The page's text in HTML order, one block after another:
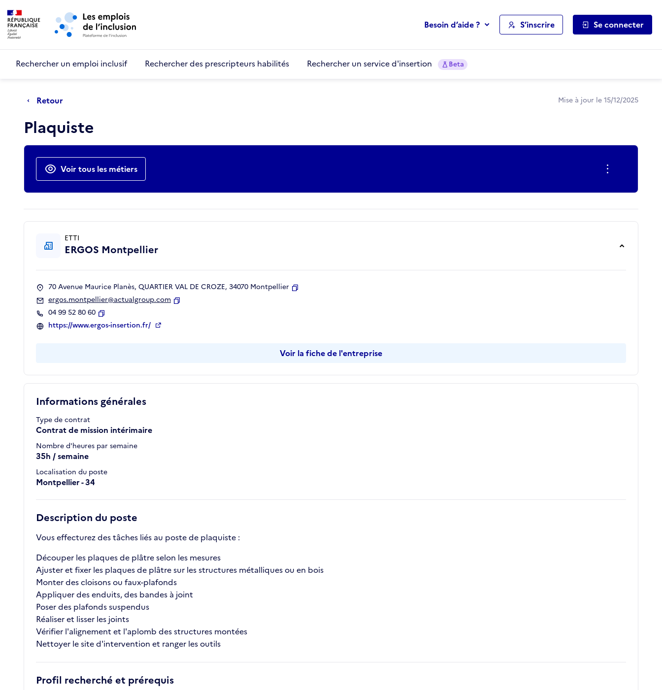
Aller au menu principal
Besoin d’aide ? S’inscrire Se connecter
Rechercher un emploi inclusif Rechercher des prescripteurs habilités Rechercher un service d'insertion Beta
Retour Mise à jour le 15/12/2025
Plaquiste
Actions rapides
Voir tous les métiers
Informations générales
Type de contrat
Contrat de mission intérimaire
Nombre d'heures par semaine
35h / semaine
Localisation du poste
Montpellier - 34
Description du poste
Vous effecturez des tâches liés au poste de plaquiste :
Découper les plaques de plâtre selon les mesures
Ajuster et fixer les plaques de plâtre sur les structures métalliques ou en bois
Monter des cloisons ou faux-plafonds
Appliquer des enduits, des bandes à joint
Poser des plafonds suspendus
Réaliser et lisser les joints
Vérifier l'alignement et l'aplomb des structures montées
Nettoyer le site d'intervention et ranger les outils
Profil recherché et prérequis
ETTI
ERGOS Montpellier
70 Avenue Maurice Planès, QUARTIER VAL DE CROZE, 34070 Montpellier
ergos.montpellier@actualgroup.com
04 99 52 80 60
Copier
https://www.ergos-insertion.fr/
Voir la fiche de l'entreprise